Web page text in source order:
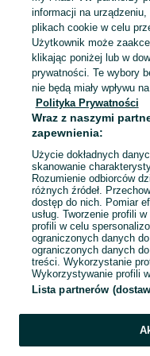
Mapa kategorii
Mapa miejscowości
Mapa ministron
Popularne wyszukiwania
informacji na
plikach cookie w celu
Użytkownik może
klikając poniżej lub w
prywatności. Te wybory
nie będą miały wpływu
Polityka Prywatności
Wraz z naszymi
zapewnienia:
Użycie dokładnych
skanowanie
Rozumienie odbiorców
różnych źródeł.
dostęp do nich. Pomiar
usług. Tworzenie profili
profili w celu
ograniczonych danych
ograniczonych danych
treści. Wykorzystanie
Wykorzystywanie profili
Lista partnerów